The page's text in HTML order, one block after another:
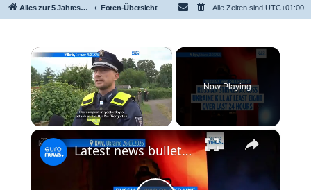
Alles zur 5 Jahreswertung / Tabelle der UEFA mit vielen Statistiken. Foren-Übersicht Alle Zeiten sind UTC+01:00
×
Now Playing
×
Latest news bulletin | July 27th, 2026 – Morning